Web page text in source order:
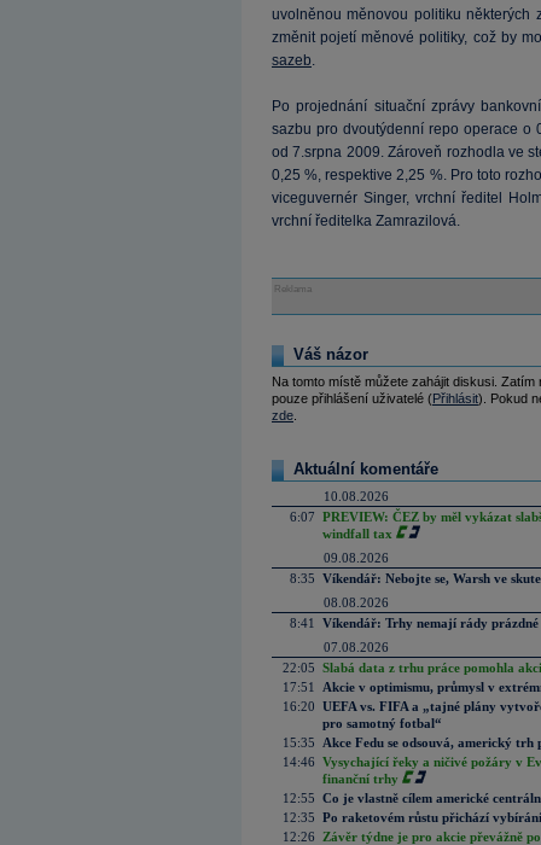
uvolněnou měnovou politiku některých
změnit pojetí měnové politiky, což by
sazeb.
Po projednání situační zprávy
sazbu pro dvoutýdenní repo operace o
od 7.srpna 2009. Zároveň rozhodla ve
0,25 %, respektive 2,25 %. Pro toto
viceguvernér Singer, vrchní ředitel
vrchní ředitelka Zamrazilová.
Reklama
Váš názor
Na tomto místě můžete zahájit diskusi.
pouze přihlášení uživatelé (Přihlásit). Pokud
zde
Aktuální komentáře
10.08.2026
6:07 PREVIEW: ČEZ by měl vykázat
windfall tax
09.08.2026
8:35 Víkendář: Nebojte se, Warsh ve
08.08.2026
8:41
Víkendář: Trhy nemají rády prázdné
07.08.2026
22:05 Slabá data z trhu práce pomohla
17:51
Akcie v optimismu, průmysl v
16:20 UEFA vs. FIFA a „tajné plány
pro samotný fotbal“
15:35
Akce Fedu se odsouvá, americký
14:46 Vysychající řeky a ničivé požáry v
finanční trhy
12:55 Co je vlastně cílem americké
12:35 Po raketovém růstu přichází
12:26
Závěr týdne je pro akcie převážně